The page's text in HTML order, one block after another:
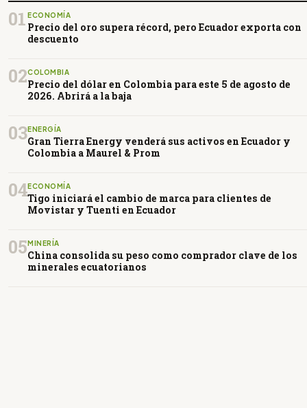
01 ECONOMÍA
Precio del oro supera récord, pero Ecuador exporta con
descuento
02COLOMBIA
Precio del dólar en Colombia para este 5 de agosto de
2026. Abrirá a la baja
03ENERGÍA
Gran Tierra Energy venderá sus activos en Ecuador y
Colombia a Maurel & Prom
04ECONOMÍA
Tigo iniciará el cambio de marca para clientes de
Movistar y Tuenti en Ecuador
05 MINERÍA
China consolida su peso como comprador clave de los
minerales ecuatorianos